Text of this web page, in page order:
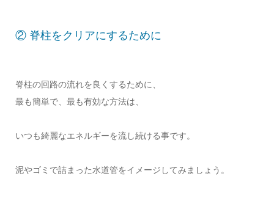
② 脊柱をクリアにするために
脊柱の回路の流れを良くするために、
最も簡単で、最も有効な方法は、
いつも綺麗なエネルギーを流し続ける事です。
泥やゴミで詰まった水道管をイメージしてみましょう。